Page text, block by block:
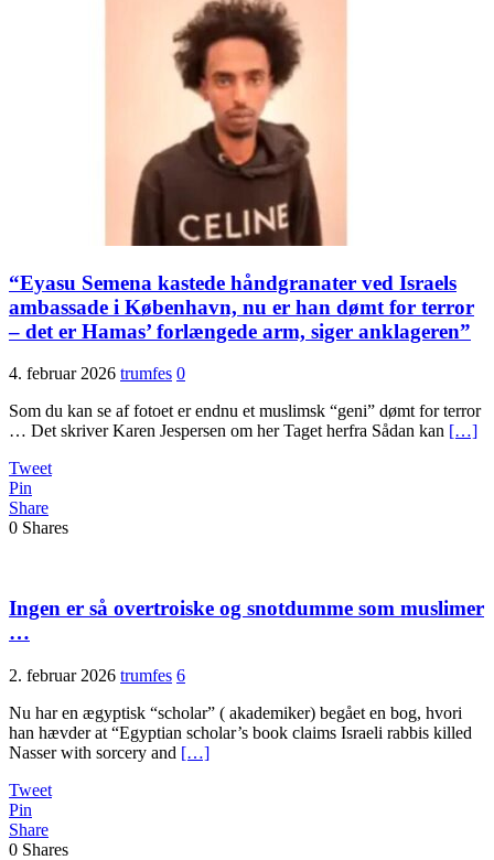
“Eyasu Semena kastede håndgranater ved Israels
ambassade i København, nu er han dømt for terror
– det er Hamas’ forlængede arm, siger anklageren”
4. februar 2026 trumfes 0
Som du kan se af fotoet er endnu et muslimsk “geni” dømt for terror
… Det skriver Karen Jespersen om her Taget herfra Sådan kan […]
Tweet
Pin
Share
0 Shares
Ingen er så overtroiske og snotdumme som muslimer
…
2. februar 2026 trumfes 6
Nu har en ægyptisk “scholar” ( akademiker) begået en bog, hvori
han hævder at “Egyptian scholar’s book claims Israeli rabbis killed
Nasser with sorcery and […]
Tweet
Pin
Share
0 Shares